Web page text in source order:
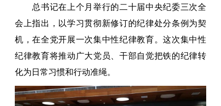
总书记在上个月举行的二十届中央纪委三次全
会上指出，以学习贯彻新修订的纪律处分条例为契
机，在全党开展一次集中性纪律教育。这次集中性
纪律教育将推动广大党员、干部自觉把铁的纪律转
化为日常习惯和行动准绳。